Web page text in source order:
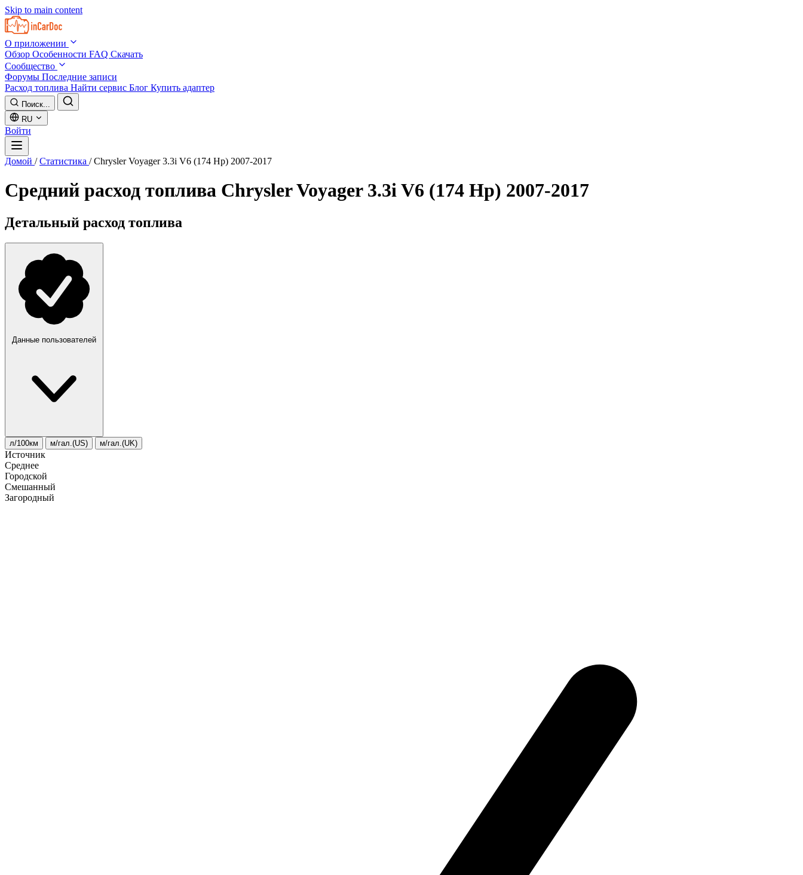
Skip to main content
О приложении
Обзор Особенности FAQ Скачать
Сообщество
Форумы Последние записи
Расход топлива Найти сервис Блог Купить адаптер
Поиск...
RU
Войти
Домой / Статистика / Chrysler Voyager 3.3i V6 (174 Hp) 2007-2017
Средний расход топлива Chrysler Voyager 3.3i V6 (174 Hp) 2007-2017
Детальный расход топлива
Данные пользователей
л/100км м/гал.(US) м/гал.(UK)
Источник
Среднее
Городской
Смешанный
Загородный